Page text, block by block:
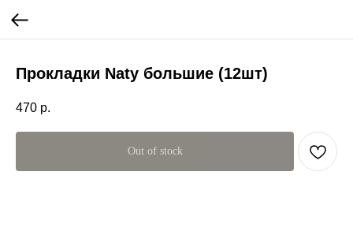
Прокладки Naty большие (12шт)
470 р.
Out of stock